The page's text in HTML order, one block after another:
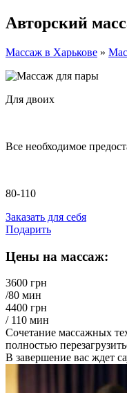
Авторский
Массаж в Харькове »
Для двоих
Все необходимое
80-110
Заказать для себя
Подарить
Цены на массаж:
3600 грн
/80 мин
4400 грн
/ 110 мин
Сочетание массажных
полностью
В завершение вас ждет